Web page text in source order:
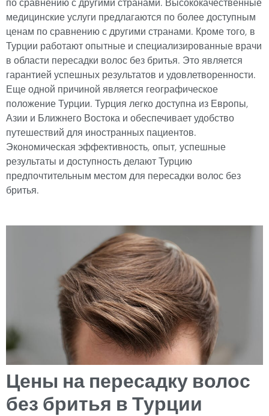
по сравнению с другими странами. Высококачественные
медицинские услуги предлагаются по более доступным
ценам по сравнению с другими странами. Кроме того, в
Турции работают опытные и специализированные врачи
в области пересадки волос без бритья. Это является
гарантией успешных результатов и удовлетворенности.
Еще одной причиной является географическое
положение Турции. Турция легко доступна из Европы,
Азии и Ближнего Востока и обеспечивает удобство
путешествий для иностранных пациентов.
Экономическая эффективность, опыт, успешные
результаты и доступность делают Турцию
предпочтительным местом для пересадки волос без
бритья.
Цены на пересадку волос
без бритья в Турции